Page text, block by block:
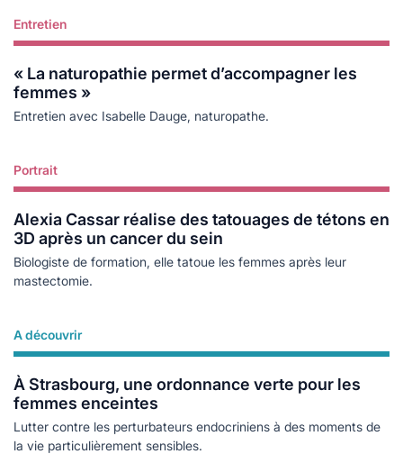
Entretien
« La naturopathie permet d’accompagner les
femmes »
Entretien avec Isabelle Dauge, naturopathe.
Lire plus
Portrait
Alexia Cassar réalise des tatouages de tétons en
3D après un cancer du sein
Biologiste de formation, elle tatoue les femmes après leur
mastectomie.
Lire plus
A découvrir
À Strasbourg, une ordonnance verte pour les
femmes enceintes
Lutter contre les perturbateurs endocriniens à des moments de
la vie particulièrement sensibles.
Lire plus